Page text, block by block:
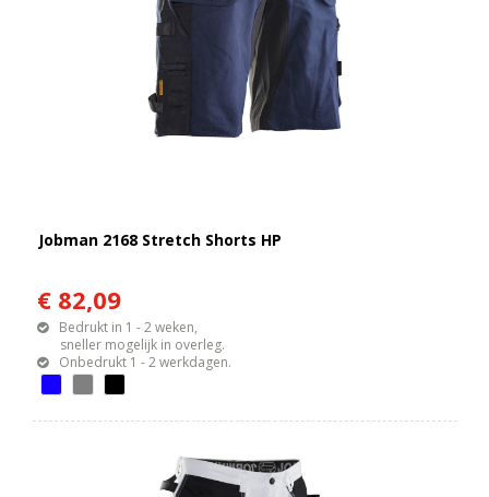
Jobman 2168 Stretch Shorts HP
€ 82,09
Bedrukt in 1 - 2 weken,
sneller mogelijk in overleg.
Onbedrukt 1 - 2 werkdagen.